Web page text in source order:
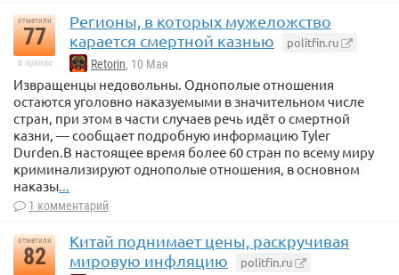
отметили
77
в архиве
Регионы, в которых мужеложство
карается смертной казнью
politfin.ru
Retorin, 10 Мая
Извращенцы недовольны. Однополые отношения
остаются уголовно наказуемыми в значительном числе
стран, при этом в части случаев речь идёт о смертной
казни, — сообщает подробную информацию Tyler
Durden.В настоящее время более 60 стран по всему миру
криминализируют однополые отношения, в основном
наказы...
1 комментарий
отметили
82
Китай поднимает цены, раскручивая
мировую инфляцию
politfin.ru